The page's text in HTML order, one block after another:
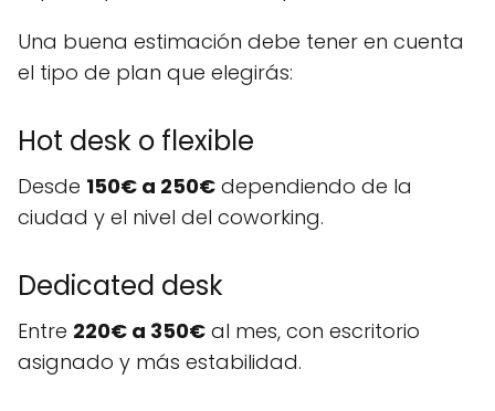
Una buena estimación debe tener en cuenta
el tipo de plan que elegirás:
Hot desk o flexible
Desde 150€ a 250€ dependiendo de la
ciudad y el nivel del coworking.
Dedicated desk
Entre 220€ a 350€ al mes, con escritorio
asignado y más estabilidad.